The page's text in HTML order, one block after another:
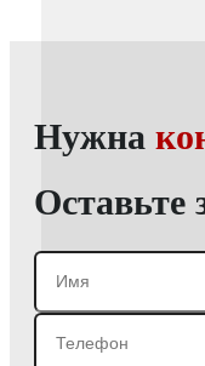
Нужна
Оставьте